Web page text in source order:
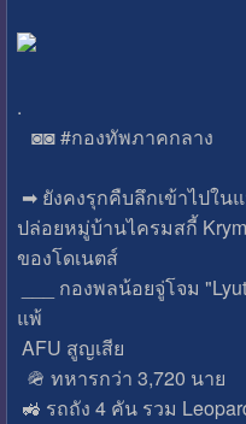
.
◙◙ #กองทัพภาคกลาง
➡ ยังคงรุกคืบลึกเข้าไปใน
ปล่อยหมู่บ้านไครมสกี้
ของโดเนตส์
___ กองพลน้อยจู่โจม
แพ้
AFU สูญเสีย
🪖 ทหารกว่า 3,720 นาย
🚜 รถถัง 4 คัน รวม